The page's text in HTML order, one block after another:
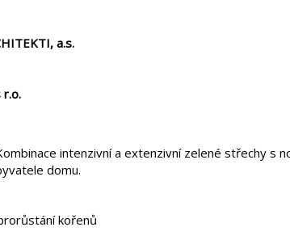
a.s.
r.o.
intenzivní a extenzivní zelené střechy s
domu.
kořenů